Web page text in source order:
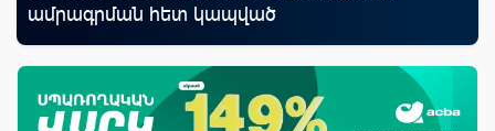
ամրագրման հետ կապված
զեղծարարությունների մասին